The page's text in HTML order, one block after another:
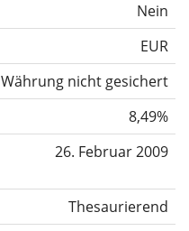
Nein
EUR
Währung nicht gesichert
8,49%
26. Februar 2009
Thesaurierend